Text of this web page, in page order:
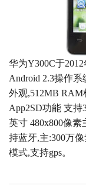
华为Y300C于
Android 2.3操作
外观,512MB RAM
App2SD功能 支
英寸 480x800像
持蓝牙,主:300万
模式,支持gps。